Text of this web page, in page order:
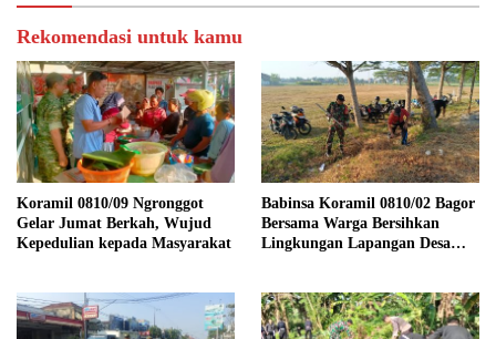
Rekomendasi untuk kamu
Koramil 0810/09 Ngronggot
Gelar Jumat Berkah, Wujud
Kepedulian kepada Masyarakat
Babinsa Koramil 0810/02 Bagor
Bersama Warga Bersihkan
Lingkungan Lapangan Desa